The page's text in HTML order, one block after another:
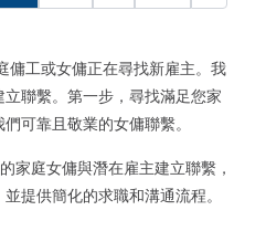
傭工或女傭正在尋找新雇主。我
聯繫。第一步，尋找滿足您家
可靠且敬業的女傭聯繫。
家庭女傭與潛在雇主建立聯繫，
提供簡化的求職和溝通流程。